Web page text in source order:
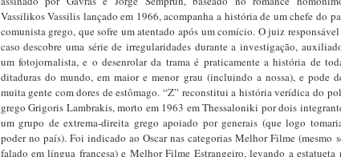
Vassilikos Vassilis lançado em 1966, acompanha a história de um chefe do
comunista grego, que sofre um atentado após um comício. O juiz
caso descobre uma série de irregularidades durante a investigação,
um fotojornalista, e o desenrolar da trama é praticamente a história de
ditaduras do mundo, em maior e menor grau (incluindo a nossa), e pode
muita gente com dores de estômago. “Z” reconstitui a história verídica do
grego Grigoris Lambrakis, morto em 1963 em Thessaloniki por dois
um grupo de extrema-direita grego apoiado por generais (que logo
poder no país). Foi indicado ao Oscar nas categorias Melhor Filme (mesmo
falado em língua francesa) e Melhor Filme Estrangeiro, levando a estatueta